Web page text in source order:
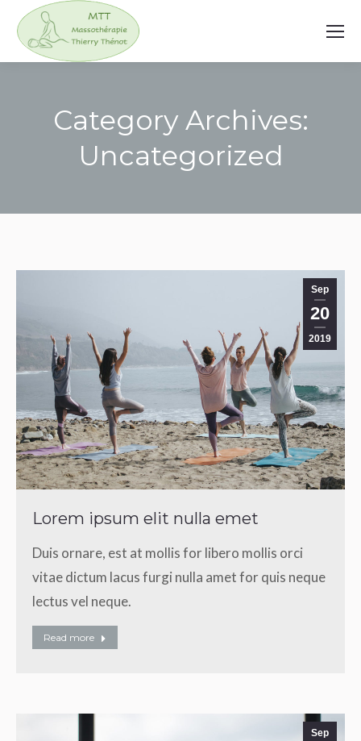
Category Archives:
Uncategorized
Sep
20
2019
Lorem ipsum elit nulla emet
Duis ornare, est at mollis for libero mollis orci
vitae dictum lacus furgi nulla amet for quis neque
lectus vel neque.
Read more
Sep